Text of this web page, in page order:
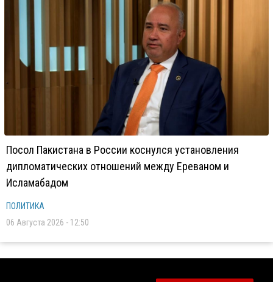
Посол Пакистана в России коснулся установления
дипломатических отношений между Ереваном и
Исламабадом
ПОЛИТИКА
06 Августа 2026 - 12:50